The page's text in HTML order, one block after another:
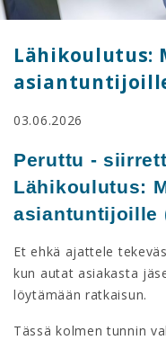
Lähikoulutus:
03.06.2026
Peruttu -
Lähikoulutus:
asiantuntijoille
Et ehkä ajattele
kun autat asiakasta
löytämään ratkaisun.
Tässä kolmen tunnin